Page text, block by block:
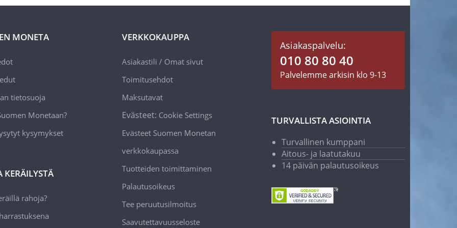
MONETA
tietosuoja
Monetaan?
kysymykset
KERÄILYSTÄ
rahoja?
VERKKOKAUPPA
Asiakastili / Omat sivut
Toimitusehdot
Maksutavat
Evästeet: Cookie Settings
Evästeet Suomen Monetan
verkkokaupassa
Tuotteiden toimittaminen
Palautusoikeus
Tee peruutusilmoitus
Saavutettavuusseloste
Asiakaspalvelu:
010 80 80 40
Palvelemme arkisin klo 9-13
TURVALLISTA ASIOINTIA
Turvallinen kumppani
Aitous- ja laatutakuu
14 päivän palautusoikeus